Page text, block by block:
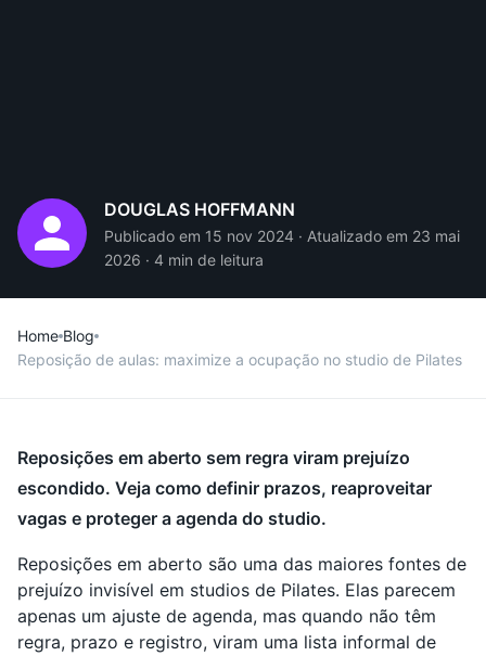
DOUGLAS HOFFMANN
Publicado em 15 nov 2024 · Atualizado em 23 mai
2026 · 4 min de leitura
Home Blog
Reposição de aulas: maximize a ocupação no studio de Pilates
Reposições em aberto sem regra viram prejuízo
escondido. Veja como definir prazos, reaproveitar
vagas e proteger a agenda do studio.
Reposições em aberto são uma das maiores fontes de
prejuízo invisível em studios de Pilates. Elas parecem
apenas um ajuste de agenda, mas quando não têm
regra, prazo e registro, viram uma lista informal de